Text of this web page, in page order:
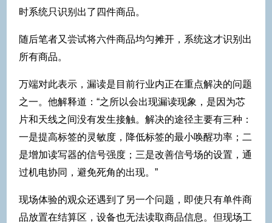
时系统只识别出了四件商品。
随后笔者又尝试将六件商品均匀摊开，系统这才识别出
所有商品。
万端对此表示，漏读是目前行业内正在重点解决的问题
之一。他解释道：“之所以会出现漏读现象，是因为芯
片和天线之间没有发生接触。解决的途径主要有三种：
一是提高标签的灵敏度，降低标签的最小唤醒功率；二
是增加读写器的信号强度；三是改善信号场的设置，通
过机电协同，避免死角的出现。”
现场体验的观众还遇到了另一个问题，即使只有单件商
品放置在结算区，设备也无法读取商品信息。但现场工